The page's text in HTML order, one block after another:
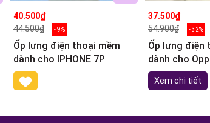
40.500₫
44.500₫
- 9%
Ốp lưng điện thoại mềm
dành cho IPHONE 7P
37.500₫
54.900₫
- 32%
Ốp lưng điện
dành cho
Xem chi tiết